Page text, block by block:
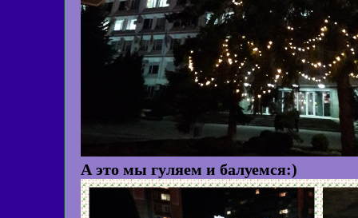
А это мы гуляем и балуемся:)